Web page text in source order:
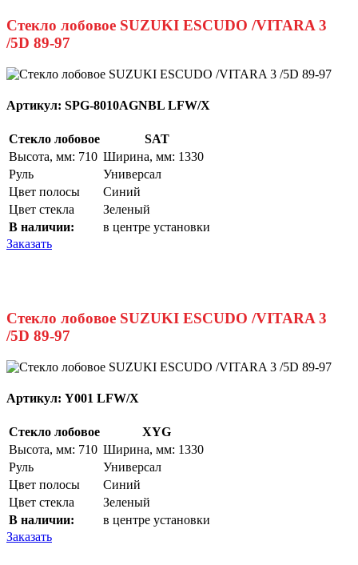
Стекло лобовое SUZUKI ESCUDO /VITARA 3
/5D 89-97
Артикул: SPG-8010AGNBL LFW/X
Стекло лобовое
SAT
Высота, мм: 710 Ширина, мм: 1330
Руль
Универсал
Цвет полосы
Синий
Цвет стекла
Зеленый
В наличии:
в центре установки
Заказать
Стекло лобовое SUZUKI ESCUDO /VITARA 3
/5D 89-97
Артикул: Y001 LFW/X
Стекло лобовое
XYG
Высота, мм: 710 Ширина, мм: 1330
Руль
Универсал
Цвет полосы
Синий
Цвет стекла
Зеленый
В наличии:
в центре установки
Заказать